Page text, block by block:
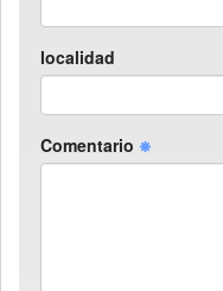
localidad
Comentario